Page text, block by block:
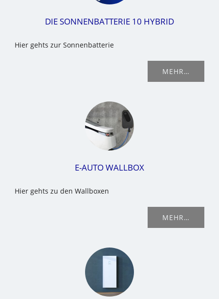
DIE SONNENBATTERIE 10 HYBRID
Hier gehts zur Sonnenbatterie
MEHR…
E-AUTO WALLBOX
Hier gehts zu den Wallboxen
MEHR…